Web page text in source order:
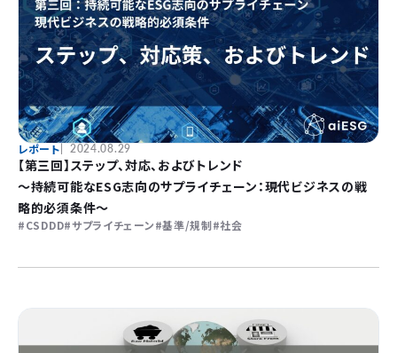
レポート 2024.08.29
【第三回】ステップ、対応、およびトレンド
〜持続可能なESG志向のサプライチェーン：現代ビジネスの戦
略的必須条件〜
CSDDD サプライチェーン 基準/規制 社会